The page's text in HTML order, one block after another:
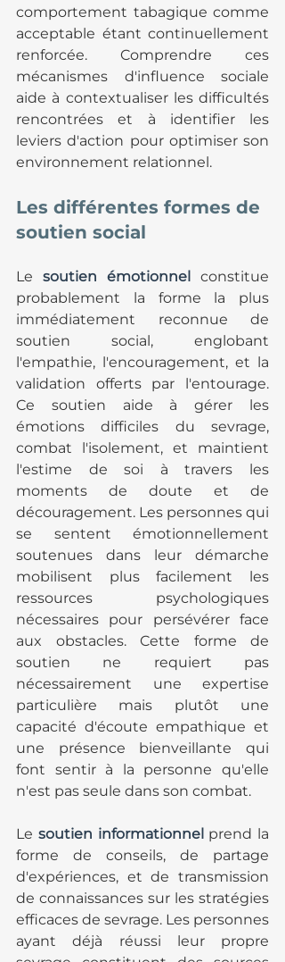
comportement tabagique comme
acceptable étant continuellement
renforcée. Comprendre ces
mécanismes d'influence sociale
aide à contextualiser les difficultés
rencontrées et à identifier les
leviers d'action pour optimiser son
environnement relationnel.
Les différentes formes de
soutien social
Le soutien émotionnel constitue
probablement la forme la plus
immédiatement reconnue de
soutien social, englobant
l'empathie, l'encouragement, et la
validation offerts par l'entourage.
Ce soutien aide à gérer les
émotions difficiles du sevrage,
combat l'isolement, et maintient
l'estime de soi à travers les
moments de doute et de
découragement. Les personnes qui
se sentent émotionnellement
soutenues dans leur démarche
mobilisent plus facilement les
ressources psychologiques
nécessaires pour persévérer face
aux obstacles. Cette forme de
soutien ne requiert pas
nécessairement une expertise
particulière mais plutôt une
capacité d'écoute empathique et
une présence bienveillante qui
font sentir à la personne qu'elle
n'est pas seule dans son combat.
Le soutien informationnel prend la
forme de conseils, de partage
d'expériences, et de transmission
de connaissances sur les stratégies
efficaces de sevrage. Les personnes
ayant déjà réussi leur propre